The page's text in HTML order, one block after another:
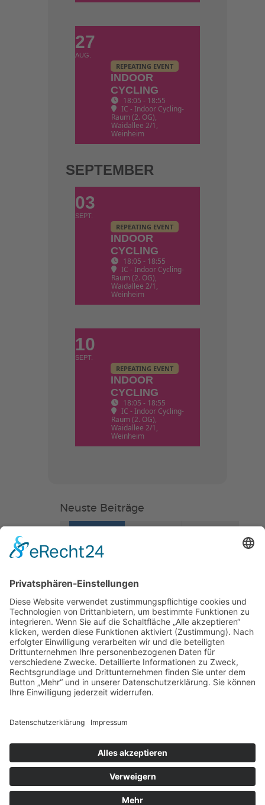
27
AUG.
REPEATING EVENT
INDOOR
CYCLING
18:05 - 18:55
IC - Indoor Cycling-
Raum (2. OG),
Waidallee 2/1,
Weinheim
SEPTEMBER
03
SEPT.
REPEATING EVENT
INDOOR
CYCLING
18:05 - 18:55
IC - Indoor Cycling-
Raum (2. OG),
Waidallee 2/1,
Weinheim
10
SEPT.
REPEATING EVENT
INDOOR
CYCLING
18:05 - 18:55
IC - Indoor Cycling-
Raum (2. OG),
Waidallee 2/1,
Weinheim
Neuste Beiträge
ein Schwimmabzeichen“
Sommercamps: Fußball, Tanz
oder Hockey
FSJ’ler (m/w/d) für die Sport-
KiTa Purzel gesucht!
© 2019 | TSG WEINHEIM
VERTRAG WIDERRUFEN KONTAKT